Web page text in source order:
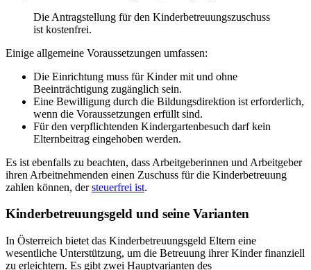
Die Antragstellung für den Kinderbetreuungszuschuss
ist kostenfrei.
Einige allgemeine Voraussetzungen umfassen:
Die Einrichtung muss für Kinder mit und ohne
Beeinträchtigung zugänglich sein.
Eine Bewilligung durch die Bildungsdirektion ist erforderlich,
wenn die Voraussetzungen erfüllt sind.
Für den verpflichtenden Kindergartenbesuch darf kein
Elternbeitrag eingehoben werden.
Es ist ebenfalls zu beachten, dass Arbeitgeberinnen und Arbeitgeber
ihren Arbeitnehmenden einen Zuschuss für die Kinderbetreuung
zahlen können, dersteuerfrei ist.
Kinderbetreuungsgeld und seine Varianten
In Österreich bietet das Kinderbetreuungsgeld Eltern eine
wesentliche Unterstützung, um die Betreuung ihrer Kinder finanziell
zu erleichtern. Es gibt zwei Hauptvarianten des